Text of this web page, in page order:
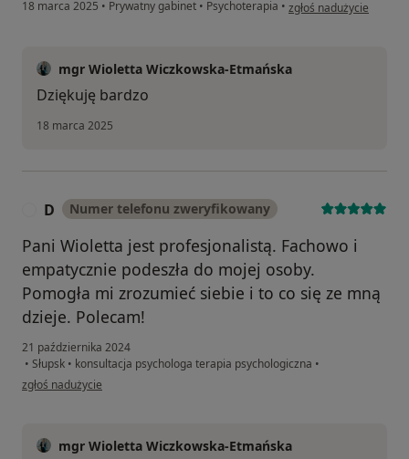
18 marca 2025 • Prywatny gabinet • Psychoterapia • zgłoś nadużycie
mgr Wioletta Wiczkowska-Etmańska
Dziękuję bardzo
18 marca 2025
D Numer telefonu zweryfikowany
Pani Wioletta jest profesjonalistą. Fachowo i
empatycznie podeszła do mojej osoby.
Pomogła mi zrozumieć siebie i to co się ze mną
dzieje. Polecam!
21 października 2024
• Słupsk • konsultacja psychologa terapia psychologiczna •
w opinii użytkownika D
zgłoś nadużycie
mgr Wioletta Wiczkowska-Etmańska